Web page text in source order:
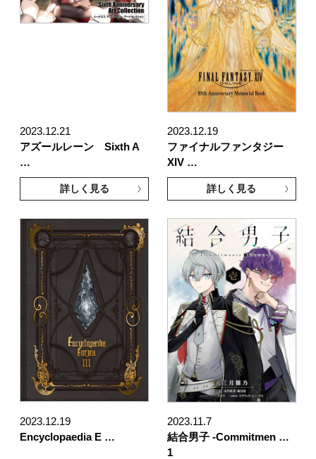
2023.12.21
アズールレーン Sixth A
…
詳しく見る
2023.12.19
ファイナルファンタジー
XIV …
詳しく見る
2023.12.19
Encyclopaedia E …
2023.11.7
結合男子 -Commitmen …
1